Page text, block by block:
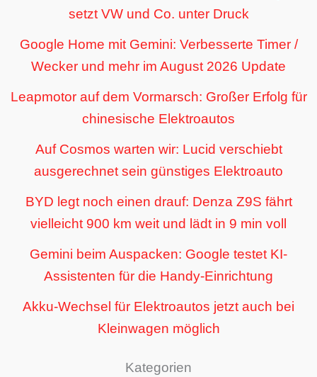
setzt VW und Co. unter Druck
Google Home mit Gemini: Verbesserte Timer /
Wecker und mehr im August 2026 Update
Leapmotor auf dem Vormarsch: Großer Erfolg für
chinesische Elektroautos
Auf Cosmos warten wir: Lucid verschiebt
ausgerechnet sein günstiges Elektroauto
BYD legt noch einen drauf: Denza Z9S fährt
vielleicht 900 km weit und lädt in 9 min voll
Gemini beim Auspacken: Google testet KI-
Assistenten für die Handy-Einrichtung
Akku-Wechsel für Elektroautos jetzt auch bei
Kleinwagen möglich
Kategorien